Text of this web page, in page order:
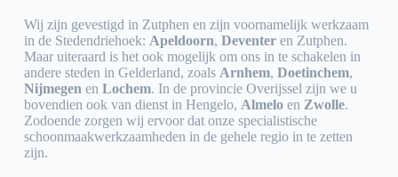
Wij zijn gevestigd in Zutphen en zijn voornamelijk werkzaam
in de Stedendriehoek: Apeldoorn, Deventeren Zutphen.
Maar uiteraard is het ook mogelijk om ons in te schakelen in
andere steden in Gelderland, zoals Arnhem, Doetinchem,
Nijmegen en Lochem. In de provincie Overijssel zijn we u
bovendien ook van dienst in Hengelo, Almeloen Zwolle.
Zodoende zorgen wij ervoor dat onze specialistische
schoonmaakwerkzaamheden in de gehele regio in te zetten
zijn.